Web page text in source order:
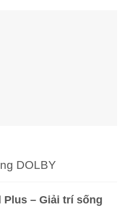
DOLBY
– Giải trí sống